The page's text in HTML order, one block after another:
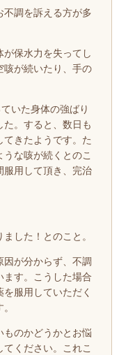
調を訴える方が多
保水力を失ってし
咳が続いたり、手の
いた身体の強ばり
。すると、数日も
きたようです。た
な咳が続くとのこ
服用して頂き、完治
した！とのこと。
が分からず、不調
ます。こうした場合
服用していただく
ものかどうかとお悩
ください。これこ